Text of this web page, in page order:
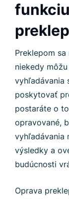
Preklepom
niekedy
vyhľadávania
poskytovať
postaráte o
opravované,
vyhľadávania
výsledky a
budúcnosti
Oprava